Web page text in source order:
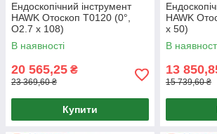
Ендоскопічний інструмент
HAWK Отоскоп T0120 (0°,
O2.7 x 108)
В наявності
20 565,25 ₴
23 369,60 ₴
Купити
HAWK
x 50)
В
13
15 739,60 ₴